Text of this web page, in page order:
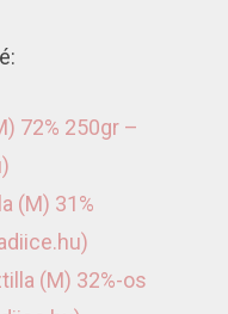
72% 250gr –
(M) 31%
(M) 32%-os